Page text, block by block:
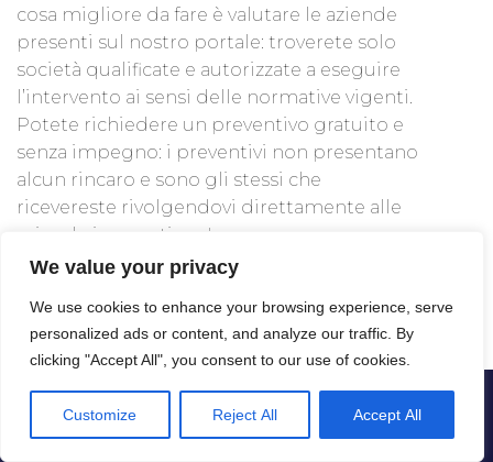
We value your privacy
We use cookies to enhance your browsing experience, serve
personalized ads or content, and analyze our traffic. By
clicking "Accept All", you consent to our use of cookies.
Customize Reject All Accept All
cosa migliore da fare è valutare le aziende
presenti sul nostro portale: troverete solo
società qualificate e autorizzate a eseguire
l’intervento ai sensi delle normative vigenti.
Potete richiedere un preventivo gratuito e
senza impegno: i preventivi non presentano
alcun rincaro e sono gli stessi che
ricevereste rivolgendovi direttamente alle
aziende in questione!